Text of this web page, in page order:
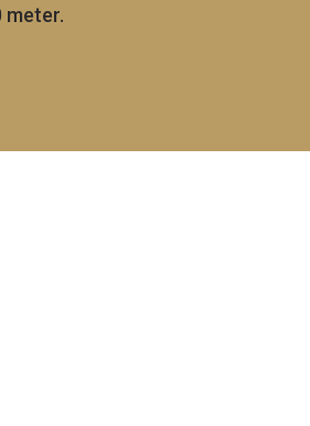
meter.